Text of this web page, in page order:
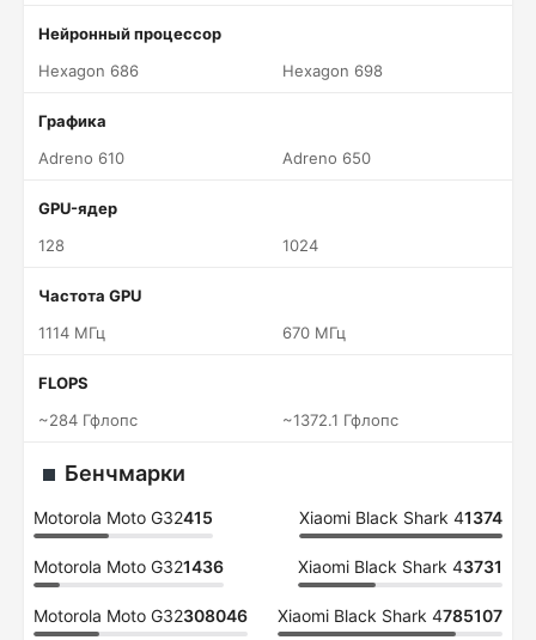
Нейронный процессор
Hexagon 686
Hexagon 698
Графика
Adreno 610
Adreno 650
GPU-ядер
128
1024
Частота GPU
1114 МГц
670 МГц
FLOPS
~284 Гфлопс
~1372.1 Гфлопс
Бенчмарки
Motorola Moto G32415 Xiaomi Black Shark 41374
Motorola Moto G321436 Xiaomi Black Shark 43731
Motorola Moto G32308046 Xiaomi Black Shark 4785107